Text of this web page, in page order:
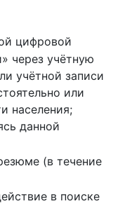
цифровой
через учётную
учётной записи
или
населения;
данной
(в течение
в поиске